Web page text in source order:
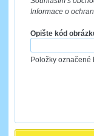
Informace o
Opište kód
Položky označené